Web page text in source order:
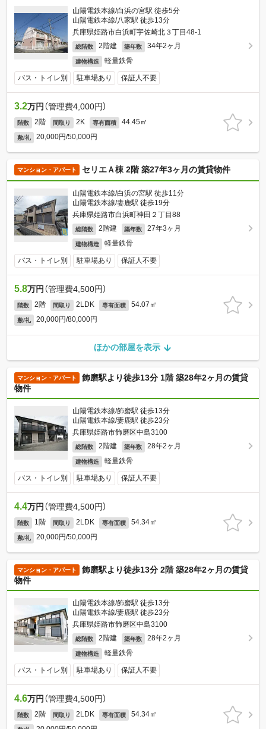
山陽電鉄本線/白浜の宮駅 徒歩5分
山陽電鉄本線/八家駅 徒歩13分
兵庫県姫路市白浜町宇佐崎北３丁目48-1
総階数 2階建 築年数 34年2ヶ月
建物構造 軽量鉄骨
バス・トイレ別 駐車場あり 保証人不要
3.2万円 （管理費4,000円）
階数 2階 間取り 2K 専有面積 44.45㎡
敷/礼 20,000円/50,000円
マンション・アパート セリエＡ棟 2階 築27年3ヶ月の賃貸物件
山陽電鉄本線/白浜の宮駅 徒歩11分
山陽電鉄本線/妻鹿駅 徒歩19分
兵庫県姫路市白浜町神田２丁目88
総階数 2階建 築年数 27年3ヶ月
建物構造 軽量鉄骨
バス・トイレ別 駐車場あり 保証人不要
5.8万円 （管理費4,500円）
階数 2階 間取り 2LDK 専有面積 54.07㎡
敷/礼 20,000円/80,000円
ほかの部屋を表示
マンション・アパート
飾磨駅より徒歩13分 1階 築28年2ヶ月の賃貸
物件
山陽電鉄本線/飾磨駅 徒歩13分
山陽電鉄本線/妻鹿駅 徒歩23分
兵庫県姫路市飾磨区中島3100
総階数 2階建 築年数 28年2ヶ月
建物構造 軽量鉄骨
バス・トイレ別 駐車場あり 保証人不要
4.4万円 （管理費4,500円）
階数 1階 間取り 2LDK 専有面積 54.34㎡
敷/礼 20,000円/50,000円
マンション・アパート
飾磨駅より徒歩13分 2階 築28年2ヶ月の賃貸
物件
山陽電鉄本線/飾磨駅 徒歩13分
山陽電鉄本線/妻鹿駅 徒歩23分
兵庫県姫路市飾磨区中島3100
総階数 2階建 築年数 28年2ヶ月
建物構造 軽量鉄骨
バス・トイレ別 駐車場あり 保証人不要
4.6万円 （管理費4,500円）
階数 2階 間取り 2LDK 専有面積 54.34㎡